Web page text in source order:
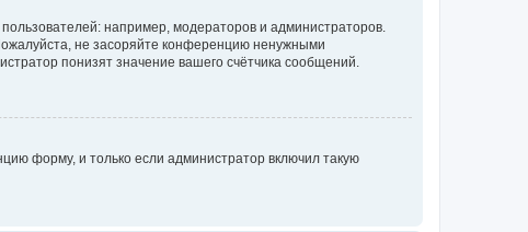
например, модераторов и администраторов.
не засоряйте конференцию ненужными
понизят значение вашего счётчика сообщений.
форму, и только если администратор включил такую